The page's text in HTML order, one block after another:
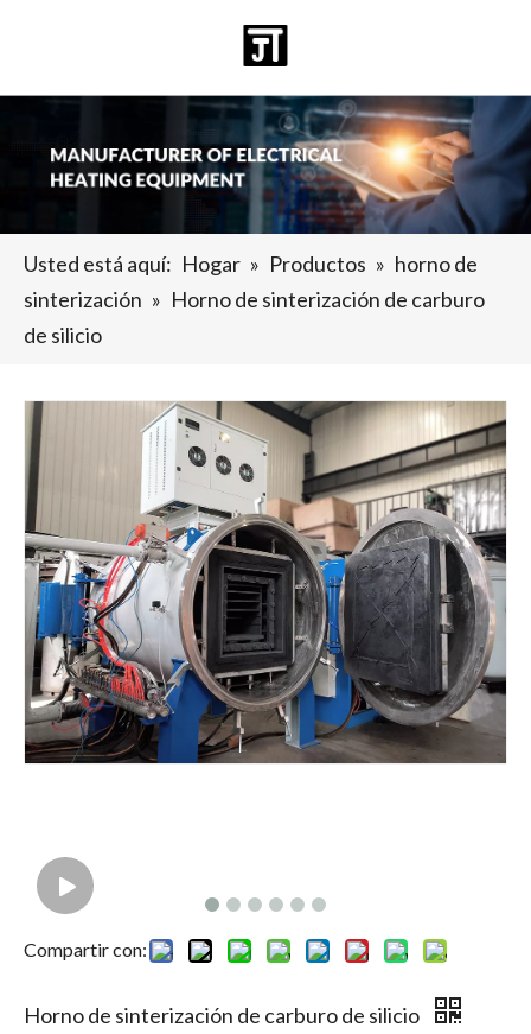
Deutsch
Pусский
العربية
English
Usted está aquí: Hogar » Productos » horno de
sinterización » Horno de sinterización de carburo
de silicio
Compartir con:
Horno de sinterización de carburo de silicio